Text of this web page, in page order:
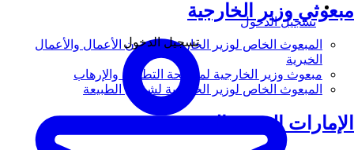
مبعوثي وزير الخارجية
المبعوث الخاص لوزير الخارجية لشؤون الأعمال والأعمال
الخيرية
مبعوث وزير الخارجية لمكافحة التطرف والإرهاب
المبعوث الخاص لوزير الخارجية لشؤون الطبيعة
الإمارات العربية المتحدة
تسجيل الدخول
تسجيل الدخول